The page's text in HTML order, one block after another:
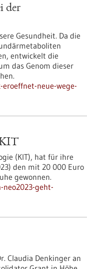
der
Gesundheit. Da die
entwickelt die
das Genom dieser
neue-wege-
(KIT), hat für ihre
den mit 20 000 Euro
gewonnen.
geht-
Claudia Denkinger an